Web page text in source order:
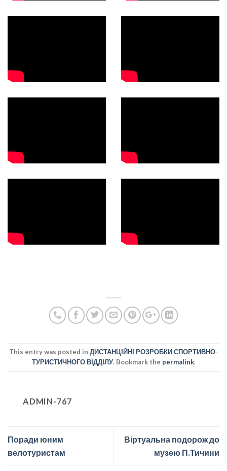
This entry was posted in ДИСТАНЦІЙНІ РОЗРОБКИ СПОРТИВНО-
ТУРИСТИЧНОГО ВІДДІЛУ. Bookmark the permalink.
ADMIN-767
Поради юним
велотуристам
Віртуальна подорож до
музею П.Тичини